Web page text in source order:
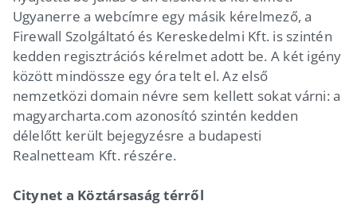
Ugyanerre a webcímre egy másik kérelmező, a
Firewall Szolgáltató és Kereskedelmi Kft. is szintén
kedden regisztrációs kérelmet adott be. A két igény
között mindössze egy óra telt el. Az első
nemzetközi domain névre sem kellett sokat várni: a
magyarcharta.com azonosító szintén kedden
délelőtt került bejegyzésre a budapesti
Realnetteam Kft. részére.
Citynet a Köztársaság térről